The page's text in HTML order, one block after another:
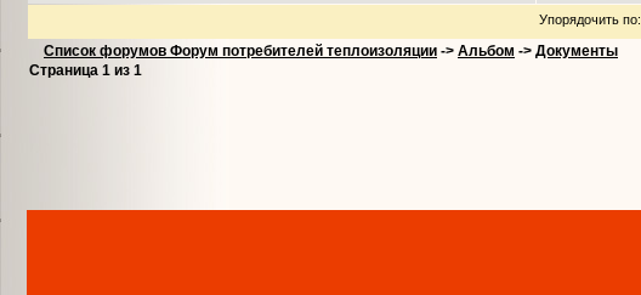
Упорядочить по:
Список форумов Форум потребителей теплоизоляции -> Альбом -> Документы
Страница 1 из 1